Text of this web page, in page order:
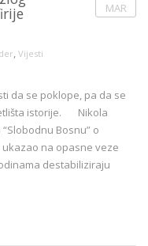
, Vijesti
MAR
da se poklope, pa da se
istorije. Nikola
Bosnu” o
na opasne veze
destabiliziraju